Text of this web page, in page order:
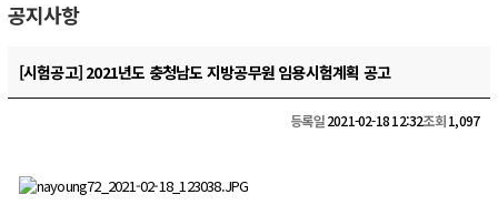
공지사항
[시험공고] 2021년도 충청남도 지방공무원 임용시험계획 공고
등록일2021-02-18 12:32조회1,097